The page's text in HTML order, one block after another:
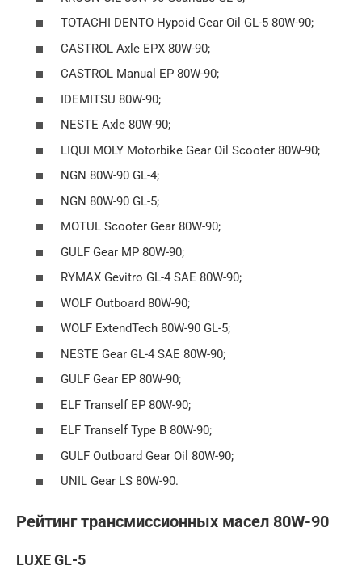
TOTACHI DENTO Hypoid Gear Oil GL-5 80W-90;
CASTROL Axle EPX 80W-90;
CASTROL Manual EP 80W-90;
IDEMITSU 80W-90;
NESTE Axle 80W-90;
LIQUI MOLY Motorbike Gear Oil Scooter 80W-90;
NGN 80W-90 GL-4;
NGN 80W-90 GL-5;
MOTUL Scooter Gear 80W-90;
GULF Gear MP 80W-90;
RYMAX Gevitro GL-4 SAE 80W-90;
WOLF Outboard 80W-90;
WOLF ExtendTech 80W-90 GL-5;
NESTE Gear GL-4 SAE 80W-90;
GULF Gear EP 80W-90;
ELF Tranself EP 80W-90;
ELF Tranself Type B 80W-90;
GULF Outboard Gear Oil 80W-90;
UNIL Gear LS 80W-90.
Рейтинг трансмиссионных масел 80W-90
LUXE GL-5